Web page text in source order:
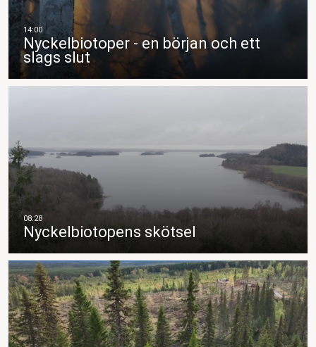
Nyckelbiotoper - en början och ett
slags slut
Nyckelbiotopens skötsel